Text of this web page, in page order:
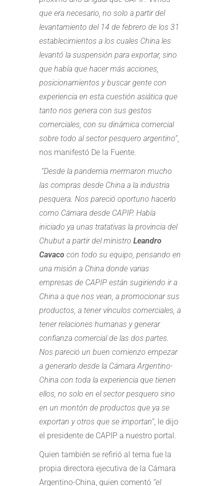
que era necesario, no solo a partir del
levantamiento del 14 de febrero de los 31
establecimientos a los cuales China les
levantó la suspensión para exportar, sino
que había que hacer más acciones,
posicionamientos y buscar gente con
experiencia en esta cuestión asiática que
tanto nos genera con sus gestos
comerciales, con su dinámica comercial
sobre todo al sector pesquero argentino”,
nos manifestó De la Fuente.
“Desde la pandemia mermaron mucho
las compras desde China a la industria
pesquera. Nos pareció oportuno hacerlo
como Cámara desde CAPIP. Había
iniciado ya unas tratativas la provincia del
Chubut a partir del ministro Leandro
Cavaco con todo su equipo, pensando en
una misión a China donde varias
empresas de CAPIP están sugiriendo ir a
China a que nos vean, a promocionar sus
productos, a tener vínculos comerciales, a
tener relaciones humanas y generar
confianza comercial de las dos partes.
Nos pareció un buen comienzo empezar
a generarlo desde la Cámara Argentino-
China con toda la experiencia que tienen
ellos, no solo en el sector pesquero sino
en un montón de productos que ya se
exportan y otros que se importan”, le dijo
el presidente de CAPIP a nuestro portal.
Quien también se refirió al tema fue la
propia directora ejecutiva de la Cámara
Argentino-China, quien comentó “el